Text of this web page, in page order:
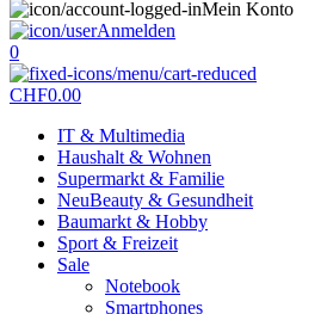
Mein Konto
Anmelden
0
CHF0.00
IT & Multimedia
Haushalt & Wohnen
Supermarkt & Familie
NeuBeauty & Gesundheit
Baumarkt & Hobby
Sport & Freizeit
Sale
Notebook
Smartphones